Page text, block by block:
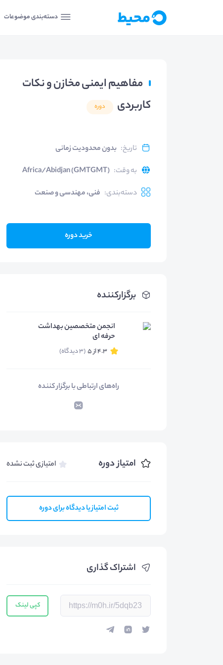
دسته‌بندی موضوعات
مفاهیم ایمنی مخازن و نکات
کاربردی
دوره
تاریخ: بدون محدودیت زمانی
به وقت:
Africa/Abidjan (GMTGMT)
دسته‌بندی: فنی، مهندسی و صنعت
خرید دوره
برگزارکننده
انجمن متخصصین بهداشت
حرفه ای
4.3 از 5 (3 دیدگاه)
راه‌های ارتباطی با برگزار کننده
امتیاز دوره امتیازی ثبت نشده
ثبت امتیاز یا دیدگاه برای دوره
اشتراک گذاری
کپی لینک